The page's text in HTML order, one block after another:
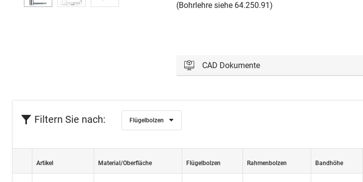
(Bohrlehre siehe 64.250.91)
CAD Dokumente
Filtern Sie nach: Flügelbolzen
Artikel Material/Oberfläche Flügelbolzen Rahmenbolzen Bandhöhe